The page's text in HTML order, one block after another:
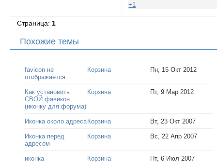
+1
Страница:1
Похожие темы
favicon не
отображается
Корзина Пн, 15 Окт 2012
Как установить
СВОЙ фавикон
(иконку для форума)
Корзина Пт, 9 Мар 2012
Иконка около адресаКорзина Вт, 23 Окт 2007
Иконка перед
адресом
Корзина Вс, 22 Апр 2007
иконка Корзина Пт, 6 Июл 2007